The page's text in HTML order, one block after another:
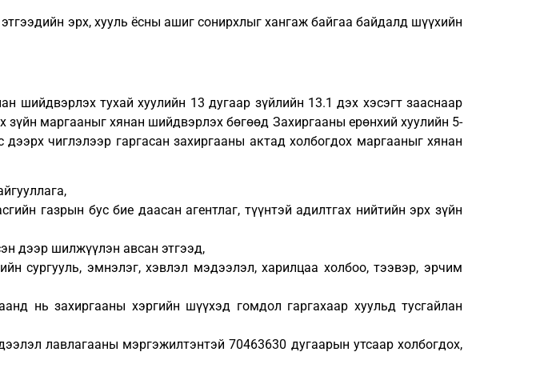
эрх, хууль ёсны ашиг сонирхлыг хангаж байгаа байдалд шүүхийн
шийдвэрлэх тухай хуулийн 13 дугаар зүйлийн 13.1 дэх хэсэгт зааснаар
маргааныг хянан шийдвэрлэх бөгөөд Захиргааны ерөнхий хуулийн 5-
чиглэлээр гаргасан захиргааны актад холбогдох маргааныг хянан
газрын бус бие даасан агентлаг, түүнтэй адилтгах нийтийн эрх зүйн
дээр шилжүүлэн авсан этгээд,
сургууль, эмнэлэг, хэвлэл мэдээлэл, харилцаа холбоо, тээвэр, эрчим
нь захиргааны хэргийн шүүхэд гомдол гаргахаар хуульд тусгайлан
лавлагааны мэргэжилтэнтэй 70463630 дугаарын утсаар холбогдох,